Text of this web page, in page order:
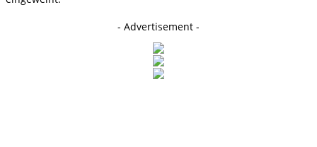
- Advertisement -